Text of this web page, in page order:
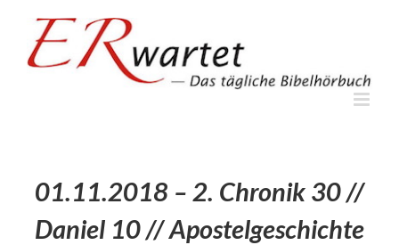
springen
01.11.2018 – 2. Chronik 30 //
Daniel 10 // Apostelgeschichte